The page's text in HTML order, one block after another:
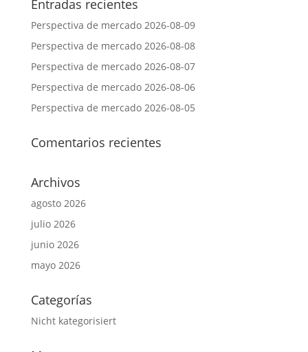
Entradas recientes
Perspectiva de mercado 2026-08-09
Perspectiva de mercado 2026-08-08
Perspectiva de mercado 2026-08-07
Perspectiva de mercado 2026-08-06
Perspectiva de mercado 2026-08-05
Comentarios recientes
Archivos
agosto 2026
julio 2026
junio 2026
mayo 2026
Categorías
Nicht kategorisiert